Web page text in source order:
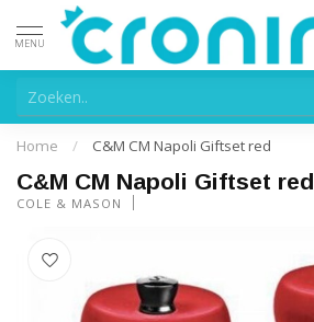
MENU
Home / C&M CM Napoli Giftset red
C&M CM Napoli Giftset red
COLE & MASON